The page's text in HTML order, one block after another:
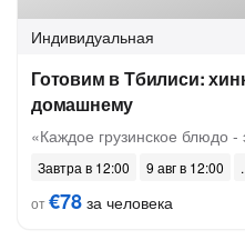
Индивидуальная
Готовим в Тбилиси:
домашнему
«Каждое грузинское
Завтра в 12:00
9 авг в 12:00
от€78 за человека